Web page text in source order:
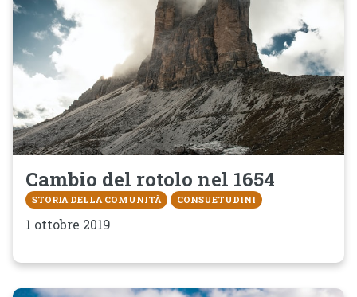
Cambio del rotolo nel 1654
STORIA DELLA COMUNITÀ CONSUETUDINI
1 ottobre 2019